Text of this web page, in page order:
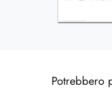
Potrebbero